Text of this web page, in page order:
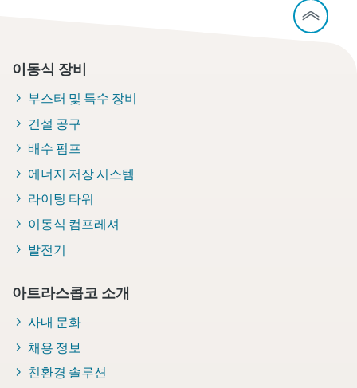
이동식 장비
부스터 및 특수 장비
건설 공구
배수 펌프
에너지 저장 시스템
라이팅 타워
이동식 컴프레셔
발전기
아트라스콥코 소개
사내 문화
채용 정보
친환경 솔루션